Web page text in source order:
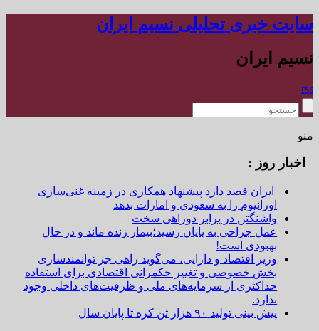
سایت خبری تحلیلی نسیم ایران
نسیم ایران
rss
منو
اخبار روز :
ایران قصد دارد پیشنهاد همکاری در زمینه غنی‌سازی
اورانیوم را به سعودی و امارات بدهد
واشنگتن در برابر دوراهی سخت
عمل جراحی به پایان رسید؛بیمار زنده ماند و در حال
بهبودی است!
وزیر اقتصاد و دارایی، می‌گوید راهی جز توانمندسازی
بخش خصوصی و تغییر حکمرانی اقتصادی برای استفاده
حداکثری از سرمایه‌های ملی و ظرفیت‌های داخلی وجود
ندارد.
پیش بینی تولید ۹۰ هزار تن کره تا پایان سال